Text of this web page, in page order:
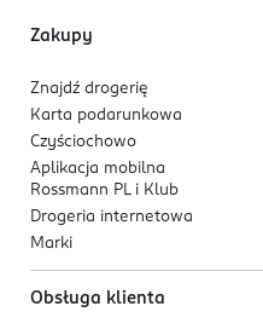
Zakupy
Znajdź drogerię
Karta podarunkowa
Czyściochowo
Aplikacja mobilna
Rossmann PL i Klub
Drogeria internetowa
Marki
Obsługa klienta